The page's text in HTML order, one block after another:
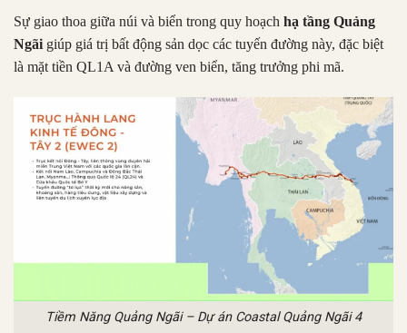
Sự giao thoa giữa núi và biển trong quy hoạch hạ tầng Quảng
Ngãigiúp giá trị bất động sản dọc các tuyến đường này, đặc biệt
là mặt tiền QL1A và đường ven biển, tăng trưởng phi mã.
Tiềm Năng Quảng Ngãi – Dự án Coastal Quảng Ngãi 4